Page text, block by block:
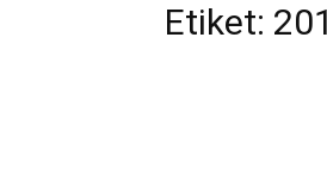
Etiket: